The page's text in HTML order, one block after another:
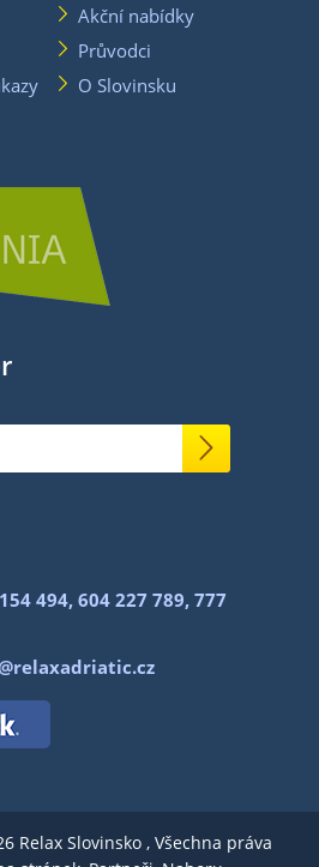
Akční nabídky
Průvodci
O Slovinsku
494, 604 227 789, 777
Relax Slovinsko , Všechna práva